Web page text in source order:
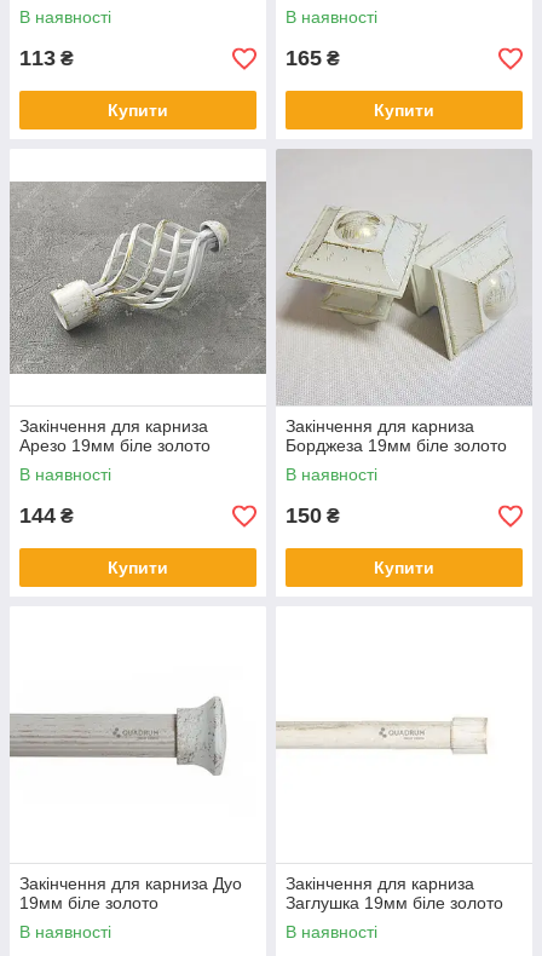
В наявності
113 ₴
Купити
В наявності
165 ₴
Купити
Закінчення для карниза
Арезо 19мм біле золото
В наявності
144 ₴
Купити
Закінчення для карниза
Борджеза 19мм біле золото
В наявності
150 ₴
Купити
Закінчення для карниза Дуо
19мм біле золото
В наявності
Закінчення для карниза
Заглушка 19мм біле золото
В наявності